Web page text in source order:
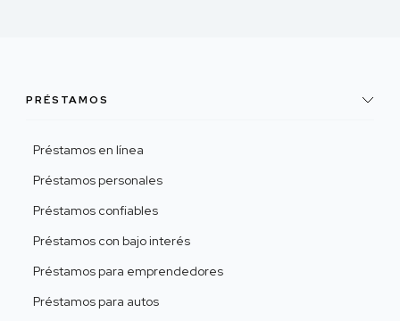
PRÉSTAMOS
Préstamos en línea
Préstamos personales
Préstamos confiables
Préstamos con bajo interés
Préstamos para emprendedores
Préstamos para autos